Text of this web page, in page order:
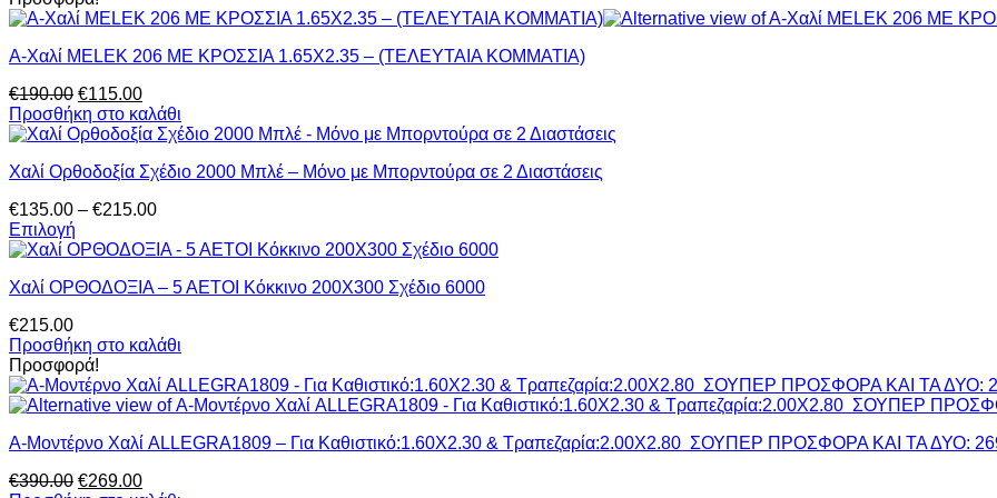
through
το
έχει
παραλλαγές.
Οι
επιλογές
να
στη
σελίδα
του
προϊόντος
A-Χαλί MELEK 206 ΜΕ ΚΡΟΣΣΙΑ 1.65X2.35 – (ΤΕΛΕΥΤΑΙΑ ΚΟΜΜΑΤΙΑ)
€190.00 Original
price
was:
€115.00Η
τρέχουσα
τιμή
€115.00.
Προσθήκη στο καλάθι
Χαλί Ορθοδοξία Σχέδιο 2000 Μπλέ – Μόνο με Μπορντούρα σε 2 Διαστάσεις
€135.00 – €215.00Price
€135.00
€215.00
Επιλογή
Αυτό
προϊόν
πολλαπλές
παραλλαγές.
Οι
επιλογές
μπορούν
επιλεγούν
σελίδα
Χαλί ΟΡΘΟΔΟΞΙΑ – 5 ΑΕΤΟΙ Κόκκινο 200Χ300 Σχέδιο 6000
€215.00
Προσθήκη στο καλάθι
Προσφορά!
Α-Μοντέρνο Χαλί ALLEGRA1809 – Για Καθιστικό:1.60X2.30 & Τραπεζαρία:2.00X2.80 ΣΟΥΠΕΡ ΠΡΟΣΦΟΡΑ ΚΑΙ ΤΑ ΔΥΟ:
€390.00 Original
€269.00Η